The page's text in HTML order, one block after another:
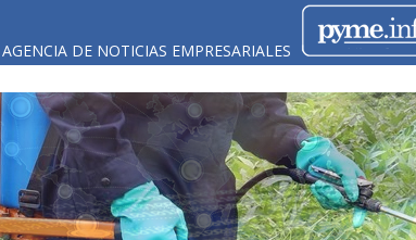
AGENCIA DE NOTICIAS EMPRESARIALES